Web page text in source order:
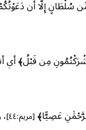
إِلَّا أَن
مِن قَبْلُ﴾ أي
عَصِيًّا﴾[مريم:٤٤]